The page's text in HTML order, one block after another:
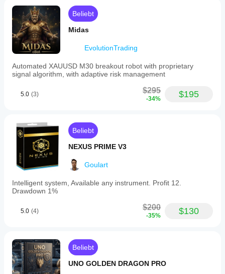
kann in
Abhängigkeit von
Broker-
Bedingungen,
Spreads und
Ausführungsqualität
Testen des Bots in
Ihrer eigenen
Ihnen zu verstehen,
realen Betrieb
erzielt.
Beliebt
Midas
EvolutionTrading
Automated XAUUSD M30 breakout robot with proprietary
signal algorithm, with adaptive risk management
5.0 (3) $295
-34% $195
Beliebt
NEXUS PRIME V3
Goulart
Intelligent system, Available any instrument. Profit 12.
Drawdown 1%
5.0 (4) $200
-35% $130
Beliebt
UNO GOLDEN DRAGON PRO